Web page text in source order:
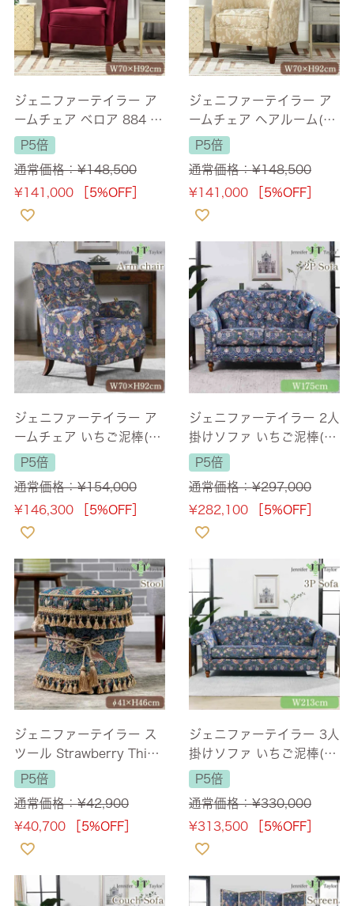
ジェニファーテイラー ア
ームチェア ベロア 884 幅
70cm 1人掛け 【送料無
料/設置サービス付】
P5倍
通常価格：¥148,500
¥141,000 ［5%OFF］
ジェニファーテイラー ア
ームチェア ヘアルーム(H
eirloom) 幅70cm 1人掛け
【送料無料/設置サービス
付】
P5倍
通常価格：¥148,500
¥141,000 ［5%OFF］
ジェニファーテイラー ア
ームチェア いちご泥棒(St
rawberry Thief) 幅70cm
1人掛け 【送料無料/設置
サービス付】
P5倍
通常価格：¥154,000
¥146,300 ［5%OFF］
ジェニファーテイラー 2人
掛けソファ いちご泥棒(St
rawberry Thief) 幅175c
m 【送料無料/設置サービ
ス付】
P5倍
通常価格：¥297,000
¥282,100 ［5%OFF］
ジェニファーテイラー ス
ツール Strawberry Thief
直径41cm ラウンド 【送
料無料】
P5倍
通常価格：¥42,900
¥40,700 ［5%OFF］
ジェニファーテイラー 3人
掛けソファ いちご泥棒(St
rawberry Thief) 幅213c
m 【送料無料/設置サービ
ス付】
P5倍
通常価格：¥330,000
¥313,500 ［5%OFF］